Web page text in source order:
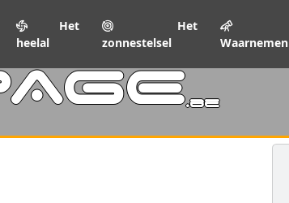
Het
heelal
Het
zonnestelsel
Waarnemen
.be